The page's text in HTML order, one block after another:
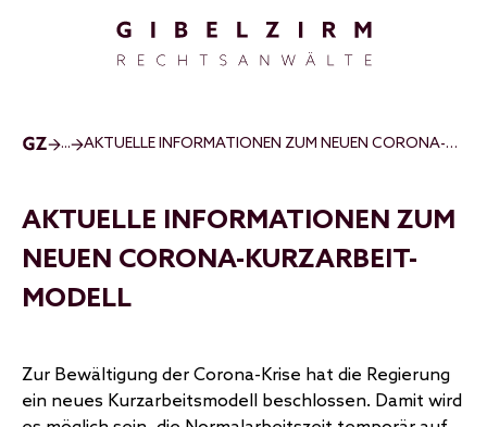
... AKTUELLE INFORMATIONEN ZUM NEUEN CORONA-KURZARBEIT-MODELL
AKTUELLE INFORMATIONEN ZUM
NEUEN CORONA-KURZARBEIT-
MODELL
Zur Bewältigung der Corona-Krise hat die Regierung
ein neues Kurzarbeitsmodell beschlossen. Damit wird